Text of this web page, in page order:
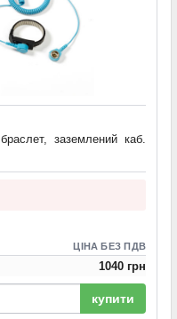
заземлений каб.
ЦІНА БЕЗ ПДВ
1040 грн
купити